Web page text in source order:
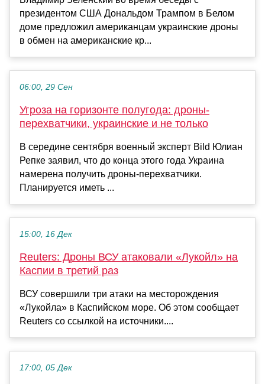
президентом США Дональдом Трампом в Белом
доме предложил американцам украинские дроны
в обмен на американские кр...
06:00, 29 Сен
Угроза на горизонте полугода: дроны-
перехватчики, украинские и не только
В середине сентября военный эксперт Bild Юлиан
Репке заявил, что до конца этого года Украина
намерена получить дроны-перехватчики.
Планируется иметь ...
15:00, 16 Дек
Reuters: Дроны ВСУ атаковали «Лукойл» на
Каспии в третий раз
ВСУ совершили три атаки на месторождения
«Лукойла» в Каспийском море. Об этом сообщает
Reuters со ссылкой на источники....
17:00, 05 Дек